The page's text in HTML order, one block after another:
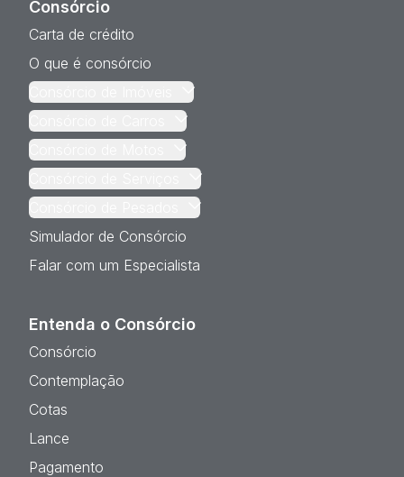
Consórcio
Carta de crédito
O que é consórcio
Simulador de Consórcio
Falar com um Especialista
Entenda o Consórcio
Consórcio
Contemplação
Cotas
Lance
Pagamento